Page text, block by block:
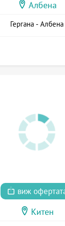
Албена
Гергана - Албена
виж
Китен